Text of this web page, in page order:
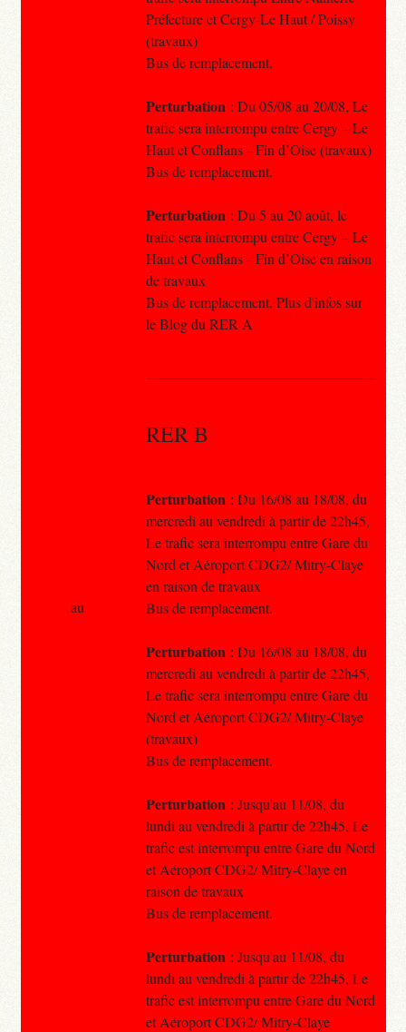
Préfecture et Cergy-Le Haut / Poissy
(travaux)
Bus de remplacement.
Perturbation : Du 05/08 au 20/08, Le
trafic sera interrompu entre Cergy – Le
Haut et Conflans – Fin d’Oise (travaux)
Bus de remplacement.
Perturbation : Du 5 au 20 août, le
trafic sera interrompu entre Cergy – Le
Haut et Conflans – Fin d’Oise en raison
de travaux
Bus de remplacement. Plus d'infos sur
le Blog du RER A
RER B
Perturbation : Du 16/08 au 18/08, du
mercredi au vendredi à partir de 22h45,
Le trafic sera interrompu entre Gare du
Nord et Aéroport CDG2/ Mitry-Claye
en raison de travaux
Bus de remplacement.
Perturbation : Du 16/08 au 18/08, du
mercredi au vendredi à partir de 22h45,
Le trafic sera interrompu entre Gare du
Nord et Aéroport CDG2/ Mitry-Claye
(travaux)
Bus de remplacement.
Perturbation : Jusqu'au 11/08, du
lundi au vendredi à partir de 22h45, Le
trafic est interrompu entre Gare du Nord
et Aéroport CDG2/ Mitry-Claye en
raison de travaux
Bus de remplacement.
Perturbation : Jusqu'au 11/08, du
lundi au vendredi à partir de 22h45, Le
trafic est interrompu entre Gare du Nord
et Aéroport CDG2/ Mitry-Claye
au